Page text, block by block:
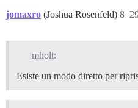
jomaxro (Joshua Rosenfeld) 8
mholt:
Esiste un modo diretto per